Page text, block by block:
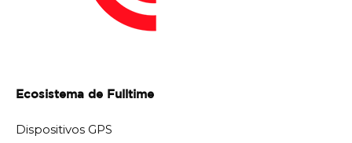
Ecosistema de Fulltime
Dispositivos GPS